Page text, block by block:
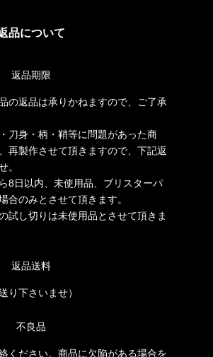
品について
返品期限
の返品は承りかねますので、ご了承
刀身・柄・鞘等に問題があった商
再製作させて頂きますので、下記返
。
8日以内、未使用品、ブリスターパ
合のみとさせて頂きます。
試し切りは未使用品とさせて頂きま
返品送料
り下さいませ）
不良品
ください。商品に欠陥がある場合を